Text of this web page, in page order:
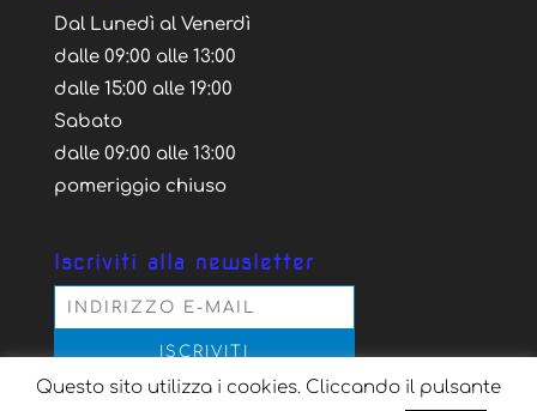
Dal Lunedì al Venerdì
dalle 09:00 alle 13:00
dalle 15:00 alle 19:00
Sabato
dalle 09:00 alle 13:00
pomeriggio chiuso
Iscriviti alla newsletter
Acconsento al trattamento dei dati personali
Questo sito utilizza i cookies. Cliccando il pulsante